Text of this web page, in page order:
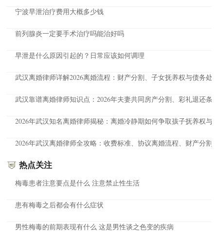
宁波早泄治疗费用大概多少钱
前列腺炎一定要手术治疗吗能治好吗
早泄是什么原因引起的？日常应该如何调理
武汉离婚律师详解2026离婚流程：财产分割、子女抚养权与债务处
武汉靠谱离婚律师知识点：2026年夫妻共同房产分割、彩礼退还条
2026年武汉知名离婚律师揭秘：离婚冷静期如何争取孩子抚养权与
2026年武汉离婚律师全攻略：收费标准、协议离婚流程、财产分割
热点关注
梅毒患者注意要点是什么 注意禁止性生活
患有梅毒之后都会有什么症状
男性梅毒的前期表现有什么 这是男性谈之色变的疾病